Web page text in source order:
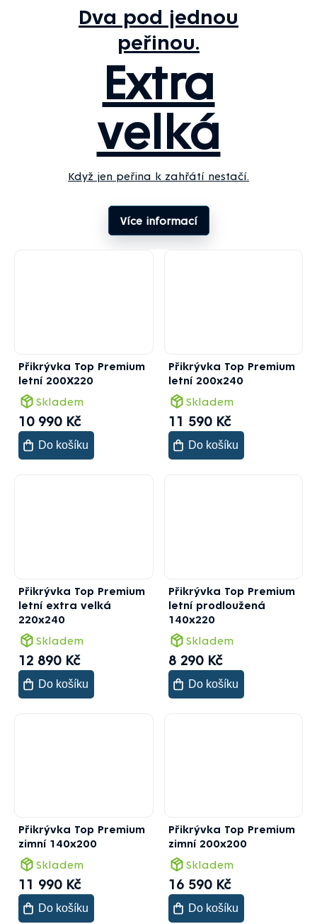
Dva pod jednou
peřinou.
Extra
velká
Když jen peřina k zahřátí nestačí.
Více informací
Přikrývka Top Premium
letní 200X220
Skladem
10 990 Kč
Do košíku
Přikrývka Top Premium
letní 200x240
Skladem
11 590 Kč
Do košíku
Přikrývka Top Premium
letní extra velká
220x240
Skladem
12 890 Kč
Do košíku
Přikrývka Top Premium
letní prodloužená
140x220
Skladem
8 290 Kč
Do košíku
Přikrývka Top Premium
zimní 140x200
Skladem
11 990 Kč
Do košíku
Přikrývka Top Premium
zimní 200x200
Skladem
16 590 Kč
Do košíku